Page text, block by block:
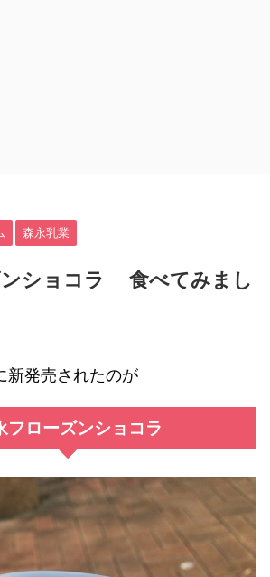
森永乳業
ンショコラ 食べてみまし
新発売されたのが
フローズンショコラ